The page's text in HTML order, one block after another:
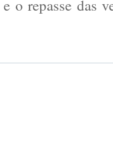
o repasse das